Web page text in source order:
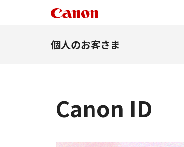
個人のお客さま
Canon ID